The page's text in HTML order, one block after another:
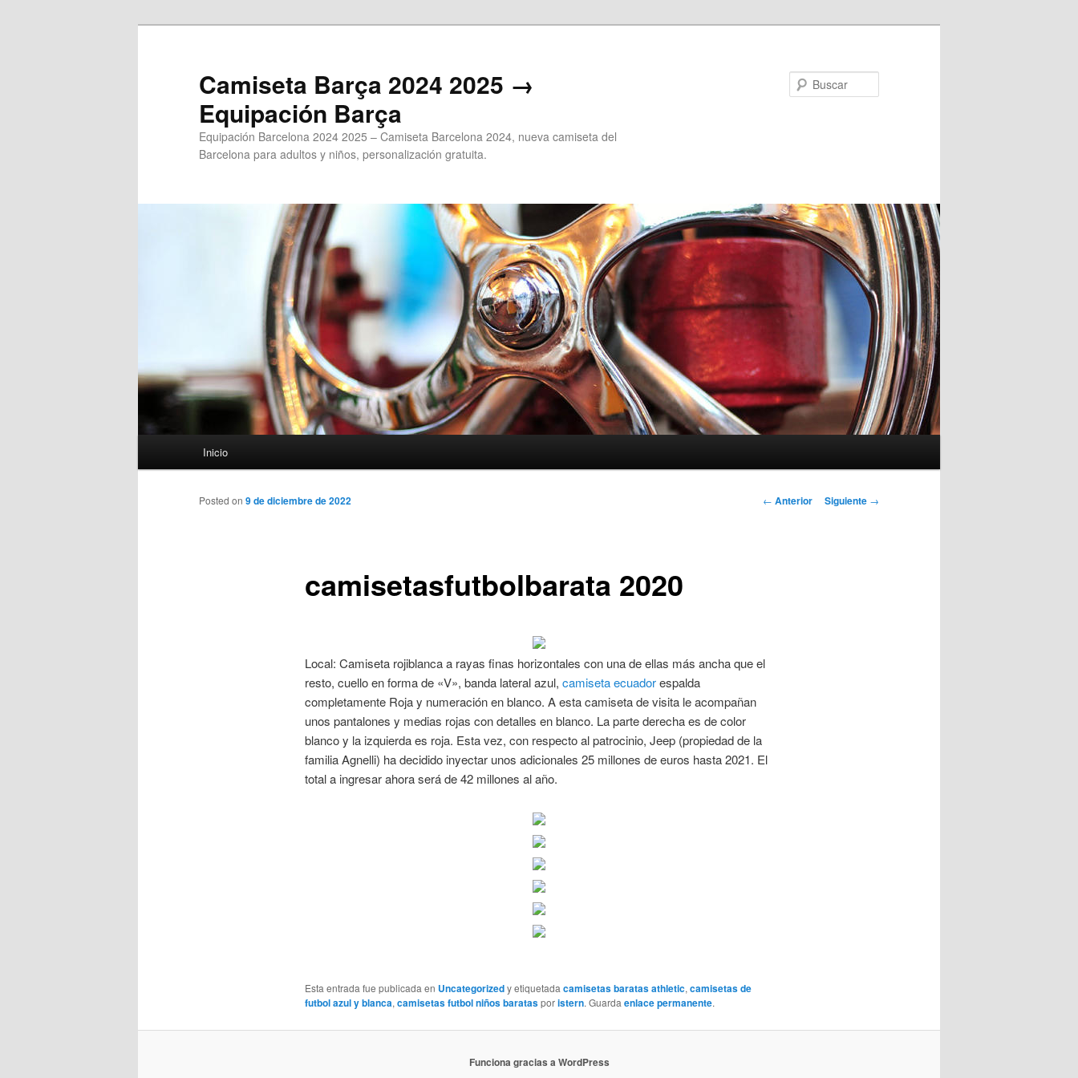
Camiseta Barça 2024 2025 →
Equipación Barça
Equipación Barcelona 2024 2025 – Camiseta Barcelona 2024, nueva camiseta del
Barcelona para adultos y niños, personalización gratuita.
Inicio
Navegación
← Anterior Siguiente →
camisetasfutbolbarata 2020
Posted on 9 de diciembre de 2022
Local: Camiseta rojiblanca a rayas finas horizontales con una de ellas más ancha que el
resto, cuello en forma de «V», banda lateral azul, camiseta ecuadorespalda
completamente Roja y numeración en blanco. A esta camiseta de visita le acompañan
unos pantalones y medias rojas con detalles en blanco. La parte derecha es de color
blanco y la izquierda es roja. Esta vez, con respecto al patrocinio, Jeep (propiedad de la
familia Agnelli) ha decidido inyectar unos adicionales 25 millones de euros hasta 2021. El
total a ingresar ahora será de 42 millones al año.
Esta entrada fue publicada en Uncategorizedy etiquetadacamisetas baratas athletic,camisetas de
futbol azul y blanca,camisetas futbol niños baratasporistern. Guardaenlace permanente.
Funciona gracias a WordPress